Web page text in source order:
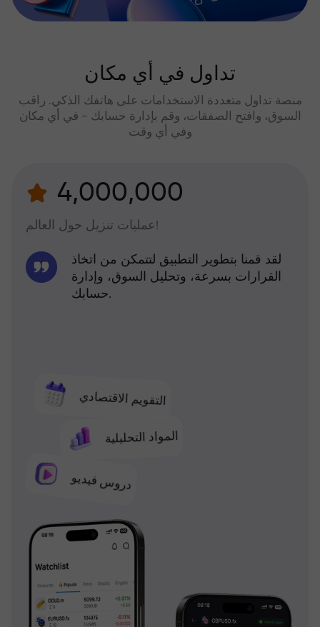
تداول في أي مكان
منصة تداول متعددة الاستخدامات على هاتفك الذكي. راقب
السوق، وافتح الصفقات، وقم بإدارة حسابك - في أي مكان
وفي أي وقت
4,000,000
عمليات تنزيل حول العالم!
التقويم الاقتصادي
المواد التحليلية
دروس فيديو
لقد قمنا بتطوير التطبيق لتتمكن من اتخاذ
القرارات بسرعة، وتحليل السوق، وإدارة
حسابك.